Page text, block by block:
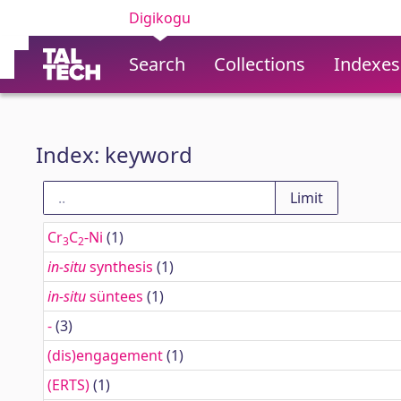
Digikogu
Search Collections Indexes
Index: keyword
Cr3C2-Ni (1)
in-situsynthesis (1)
in-situsüntees (1)
-(3)
(dis)engagement(1)
(ERTS)(1)